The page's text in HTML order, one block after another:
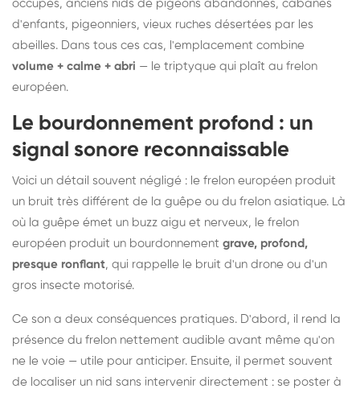
occupés, anciens nids de pigeons abandonnés, cabanes
d'enfants, pigeonniers, vieux ruches désertées par les
abeilles. Dans tous ces cas, l'emplacement combine
volume + calme + abri — le triptyque qui plaît au frelon
européen.
Le bourdonnement profond : un
signal sonore reconnaissable
Voici un détail souvent négligé : le frelon européen produit
un bruit très différent de la guêpe ou du frelon asiatique. Là
où la guêpe émet un buzz aigu et nerveux, le frelon
européen produit un bourdonnement grave, profond,
presque ronflant, qui rappelle le bruit d'un drone ou d'un
gros insecte motorisé.
Ce son a deux conséquences pratiques. D'abord, il rend la
présence du frelon nettement audible avant même qu'on
ne le voie — utile pour anticiper. Ensuite, il permet souvent
de localiser un nid sans intervenir directement : se poster à